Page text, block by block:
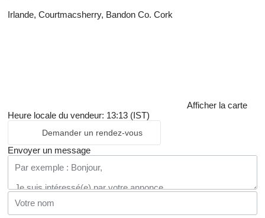
Irlande, Courtmacsherry, Bandon Co. Cork
Afficher la carte
Heure locale du vendeur: 13:13 (IST)
Demander un rendez-vous
Envoyer un message